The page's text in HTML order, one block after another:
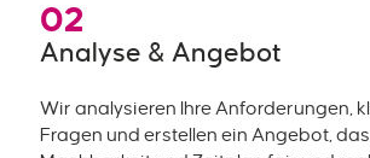
02
Analyse & Angebot
Wir analysieren Ihre Anforderungen,
Fragen und erstellen ein Angebot,